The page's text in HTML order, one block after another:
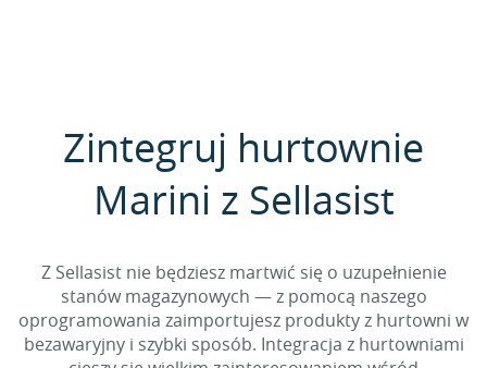
Zintegruj hurtownie
Marini z Sellasist
Z Sellasist nie będziesz martwić się o uzupełnienie
stanów magazynowych — z pomocą naszego
oprogramowania zaimportujesz produkty z hurtowni w
bezawaryjny i szybki sposób. Integracja z hurtowniami